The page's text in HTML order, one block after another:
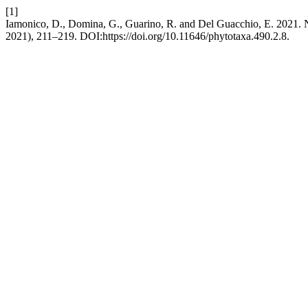
[1]
Iamonico, D., Domina, G., Guarino, R. and Del Guacchio, E. 2021.
2021), 211–219. DOI:https://doi.org/10.11646/phytotaxa.490.2.8.